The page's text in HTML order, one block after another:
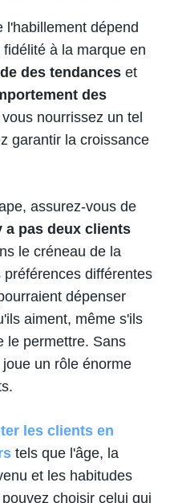
l'habillement dépend
à la marque en
des tendances et
des
nourrissez un tel
garantir la croissance
assurez-vous de
a pas deux clients
le créneau de la
différentes
dépenser
aiment, même s'ils
le permettre. Sans
un rôle énorme
les clients en
tels que l'âge, la
et les habitudes
choisir celui qui